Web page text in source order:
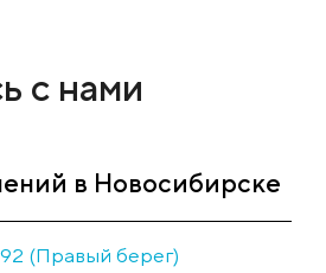
с нами
в Новосибирске
(Правый берег)